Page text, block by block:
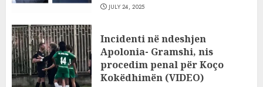
JULY 24, 2025
Incidenti në ndeshjen
Apolonia- Gramshi, nis
procedim penal për Koço
Kokëdhimën (VIDEO)